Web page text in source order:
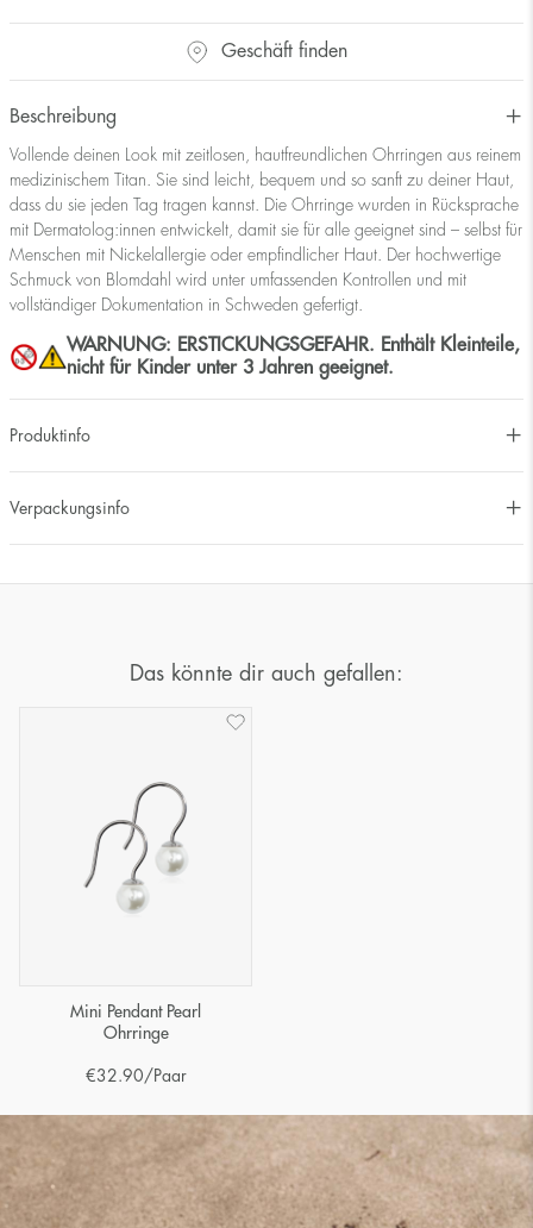
Geschäft finden
Beschreibung
Vollende deinen Look mit zeitlosen, hautfreundlichen Ohrringen aus reinem
medizinischem Titan. Sie sind leicht, bequem und so sanft zu deiner Haut,
dass du sie jeden Tag tragen kannst. Die Ohrringe wurden in Rücksprache
mit Dermatolog:innen entwickelt, damit sie für alle geeignet sind – selbst für
Menschen mit Nickelallergie oder empfindlicher Haut. Der hochwertige
Schmuck von Blomdahl wird unter umfassenden Kontrollen und mit
vollständiger Dokumentation in Schweden gefertigt.
WARNUNG: ERSTICKUNGSGEFAHR. Enthält Kleinteile,
nicht für Kinder unter 3 Jahren geeignet.
Produktinfo
Verpackungsinfo
Das könnte dir auch gefallen:
Mini Pendant Pearl
Ohrringe
€32.90/Paar